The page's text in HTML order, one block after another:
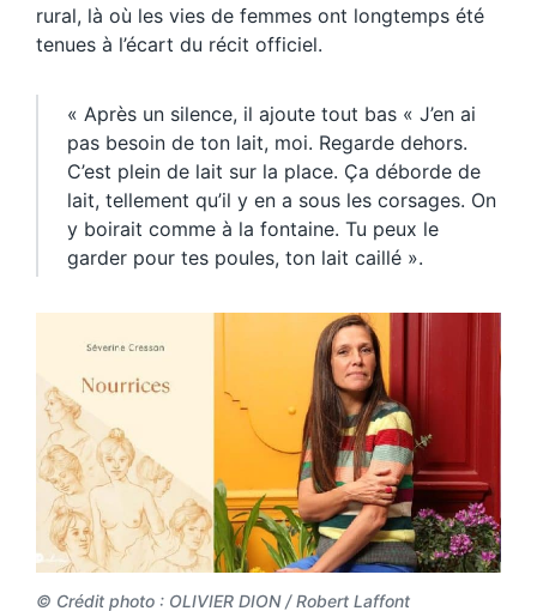
rural, là où les vies de femmes ont longtemps été
tenues à l’écart du récit officiel.
« Après un silence, il ajoute tout bas « J’en ai
pas besoin de ton lait, moi. Regarde dehors.
C’est plein de lait sur la place. Ça déborde de
lait, tellement qu’il y en a sous les corsages. On
y boirait comme à la fontaine. Tu peux le
garder pour tes poules, ton lait caillé ».
© Crédit photo : OLIVIER DION / Robert Laffont